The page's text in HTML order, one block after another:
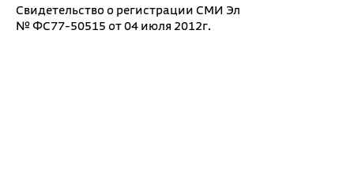
Свидетельство о регистрации СМИ Эл
№ ФС77-50515 от 04 июля 2012г.